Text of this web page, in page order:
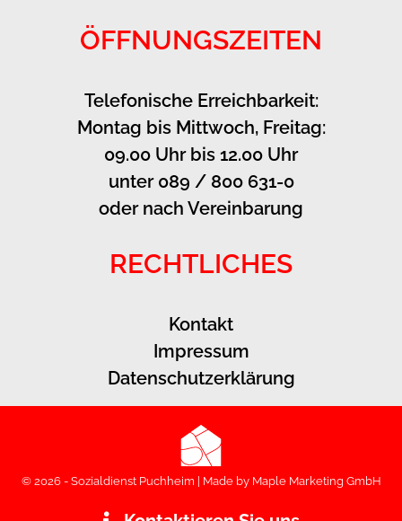
ÖFFNUNGSZEITEN
Telefonische Erreichbarkeit:
Montag bis Mittwoch, Freitag:
09.00 Uhr bis 12.00 Uhr
unter 089 / 800 631-0
oder nach Vereinbarung
RECHTLICHES
Kontakt
Impressum
Datenschutzerklärung
© 2026 - Sozialdienst Puchheim | Made by Maple Marketing GmbH